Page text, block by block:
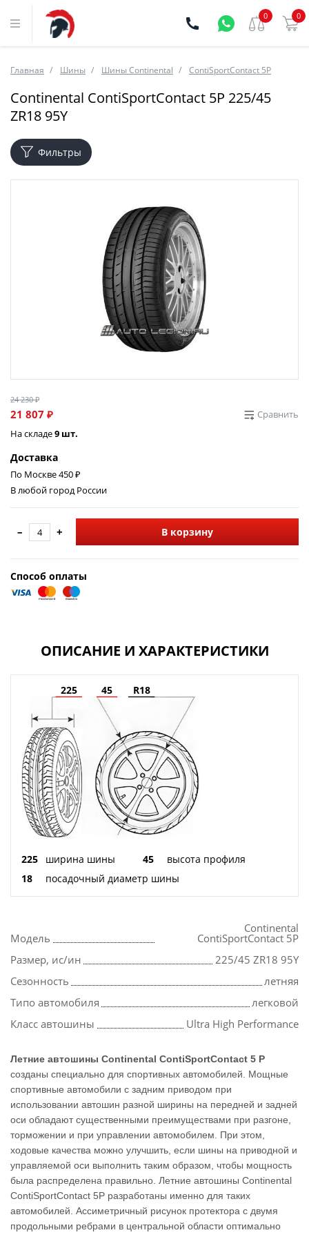
0 0
Главная Шины Шины Continental ContiSportContact 5P
Continental ContiSportContact 5P 225/45
ZR18 95Y
Фильтры
24 230 ₽
21 807 ₽
Сравнить
На складе9 шт.
Доставка
По Москве 450 ₽
В любой город России
– + В корзину
Способ оплаты
ОПИСАНИЕ И ХАРАКТЕРИСТИКИ
225 45 R18
225 ширина шины 45
высота профиля
18
посадочный диаметр шины
Модель
Continental
ContiSportContact 5P
Размер, ис/ин
225/45 ZR18 95Y
Сезонность
летняя
Типо автомобиля
легковой
Класс автошины
Ultra High Performance
Летние автошины Continental ContiSportContact 5 P
созданы специально для спортивных автомобилей. Мощные
спортивные автомобили с задним приводом при
использовании автошин разной ширины на передней и задней
оси обладают существенными преимуществами при разгоне,
торможении и при управлении автомобилем. При этом,
ходовые качества можно улучшить, если шины на приводной и
управляемой оси выполнить таким образом, чтобы мощность
была распределена правильно. Летние автошины Continental
ContiSportContact 5P разработаны именно для таких
автомобилей. Ассиметричный рисунок протектора с двумя
продольными ребрами в центральной области оптимально